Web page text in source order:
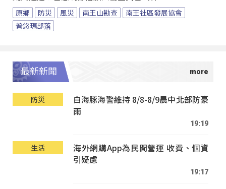
原鄉 防災 風災 南王山勘查
南王社區發展協會
普悠瑪部落
最新新聞
防災
白海豚海警維持 8/8-8/9晨中北部防豪
雨
19:19
生活
海外網購App為民間營運 收費、個資
引疑慮
19:17